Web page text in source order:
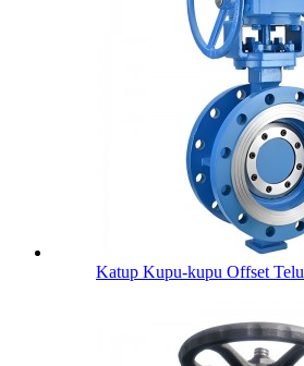
Katup Kupu-kupu Offset Telu